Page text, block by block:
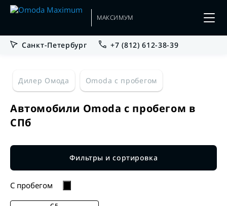
МАКСИМУМ
Санкт-Петербург +7 (812) 612-38-39
Дилер Омода Omoda с пробегом
Автомобили Omoda с пробегом в
СПб
Фильтры и сортировка
C пробегом